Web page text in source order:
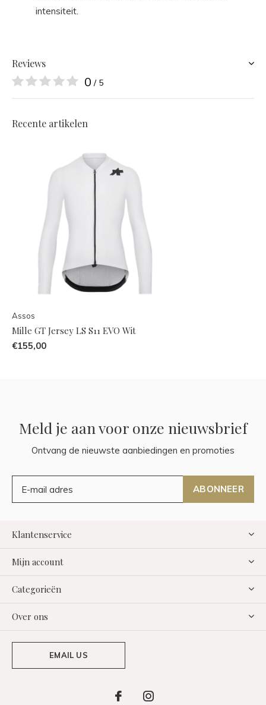
intensiteit.
Reviews
0 / 5
Recente artikelen
Assos
Mille GT Jersey LS S11 EVO Wit
€155,00
Meld je aan voor onze nieuwsbrief
Ontvang de nieuwste aanbiedingen en promoties
ABONNEER
Klantenservice
Mijn account
Categorieën
Over ons
EMAIL US